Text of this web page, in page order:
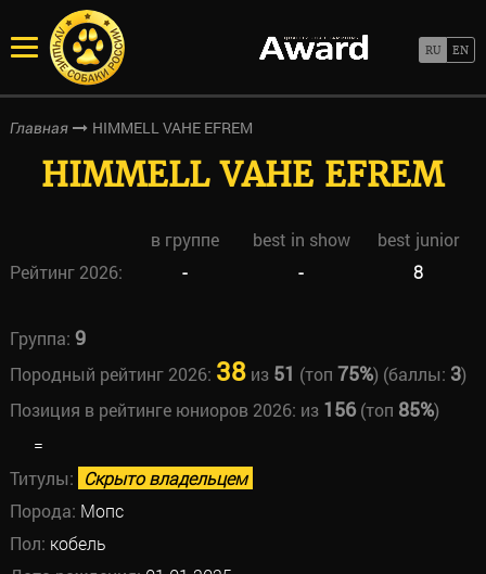
Главная HIMMELL VAHE EFREM
HIMMELL VAHE EFREM
в группе best in show
best junior
Рейтинг 2026:
- - 8
Группа: 9
Породный рейтинг 2026: 38из 51 (топ 75%) (баллы: 3)
Позиция в рейтинге юниоров 2026: из 156(топ 85%)
=
Титулы: Скрыто владельцем
Порода: Мопс
Пол: кобель